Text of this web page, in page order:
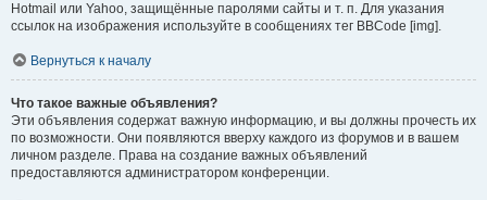
Hotmail или Yahoo, защищённые паролями сайты и т. п. Для указания
ссылок на изображения используйте в сообщениях тег BBCode [img].
Вернуться к началу
Что такое важные объявления?
Эти объявления содержат важную информацию, и вы должны прочесть их
по возможности. Они появляются вверху каждого из форумов и в вашем
личном разделе. Права на создание важных объявлений
предоставляются администратором конференции.